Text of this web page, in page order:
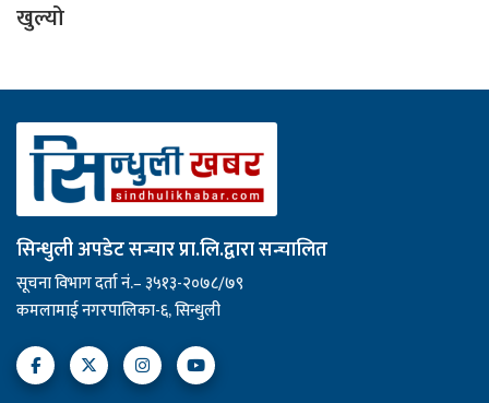
खुल्यो
सिन्धुली अपडेट सन्चार प्रा.लि.द्वारा सन्चालित
सूचना विभाग दर्ता नं.– ३५१३-२०७८/७९
कमलामाई नगरपालिका-६, सिन्धुली